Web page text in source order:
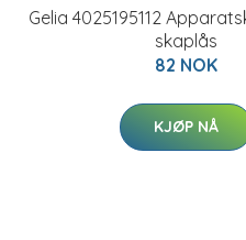
Gelia 4025195112
skaplås
82 NOK
KJØP NÅ